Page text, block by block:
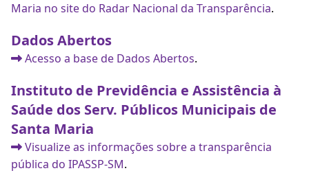
Maria no site do Radar Nacional da Transparência.
Dados Abertos
Acesso a base de Dados Abertos.
Instituto de Previdência e Assistência à
Saúde dos Serv. Públicos Municipais de
Santa Maria
Visualize as informações sobre a transparência
pública do IPASSP-SM.